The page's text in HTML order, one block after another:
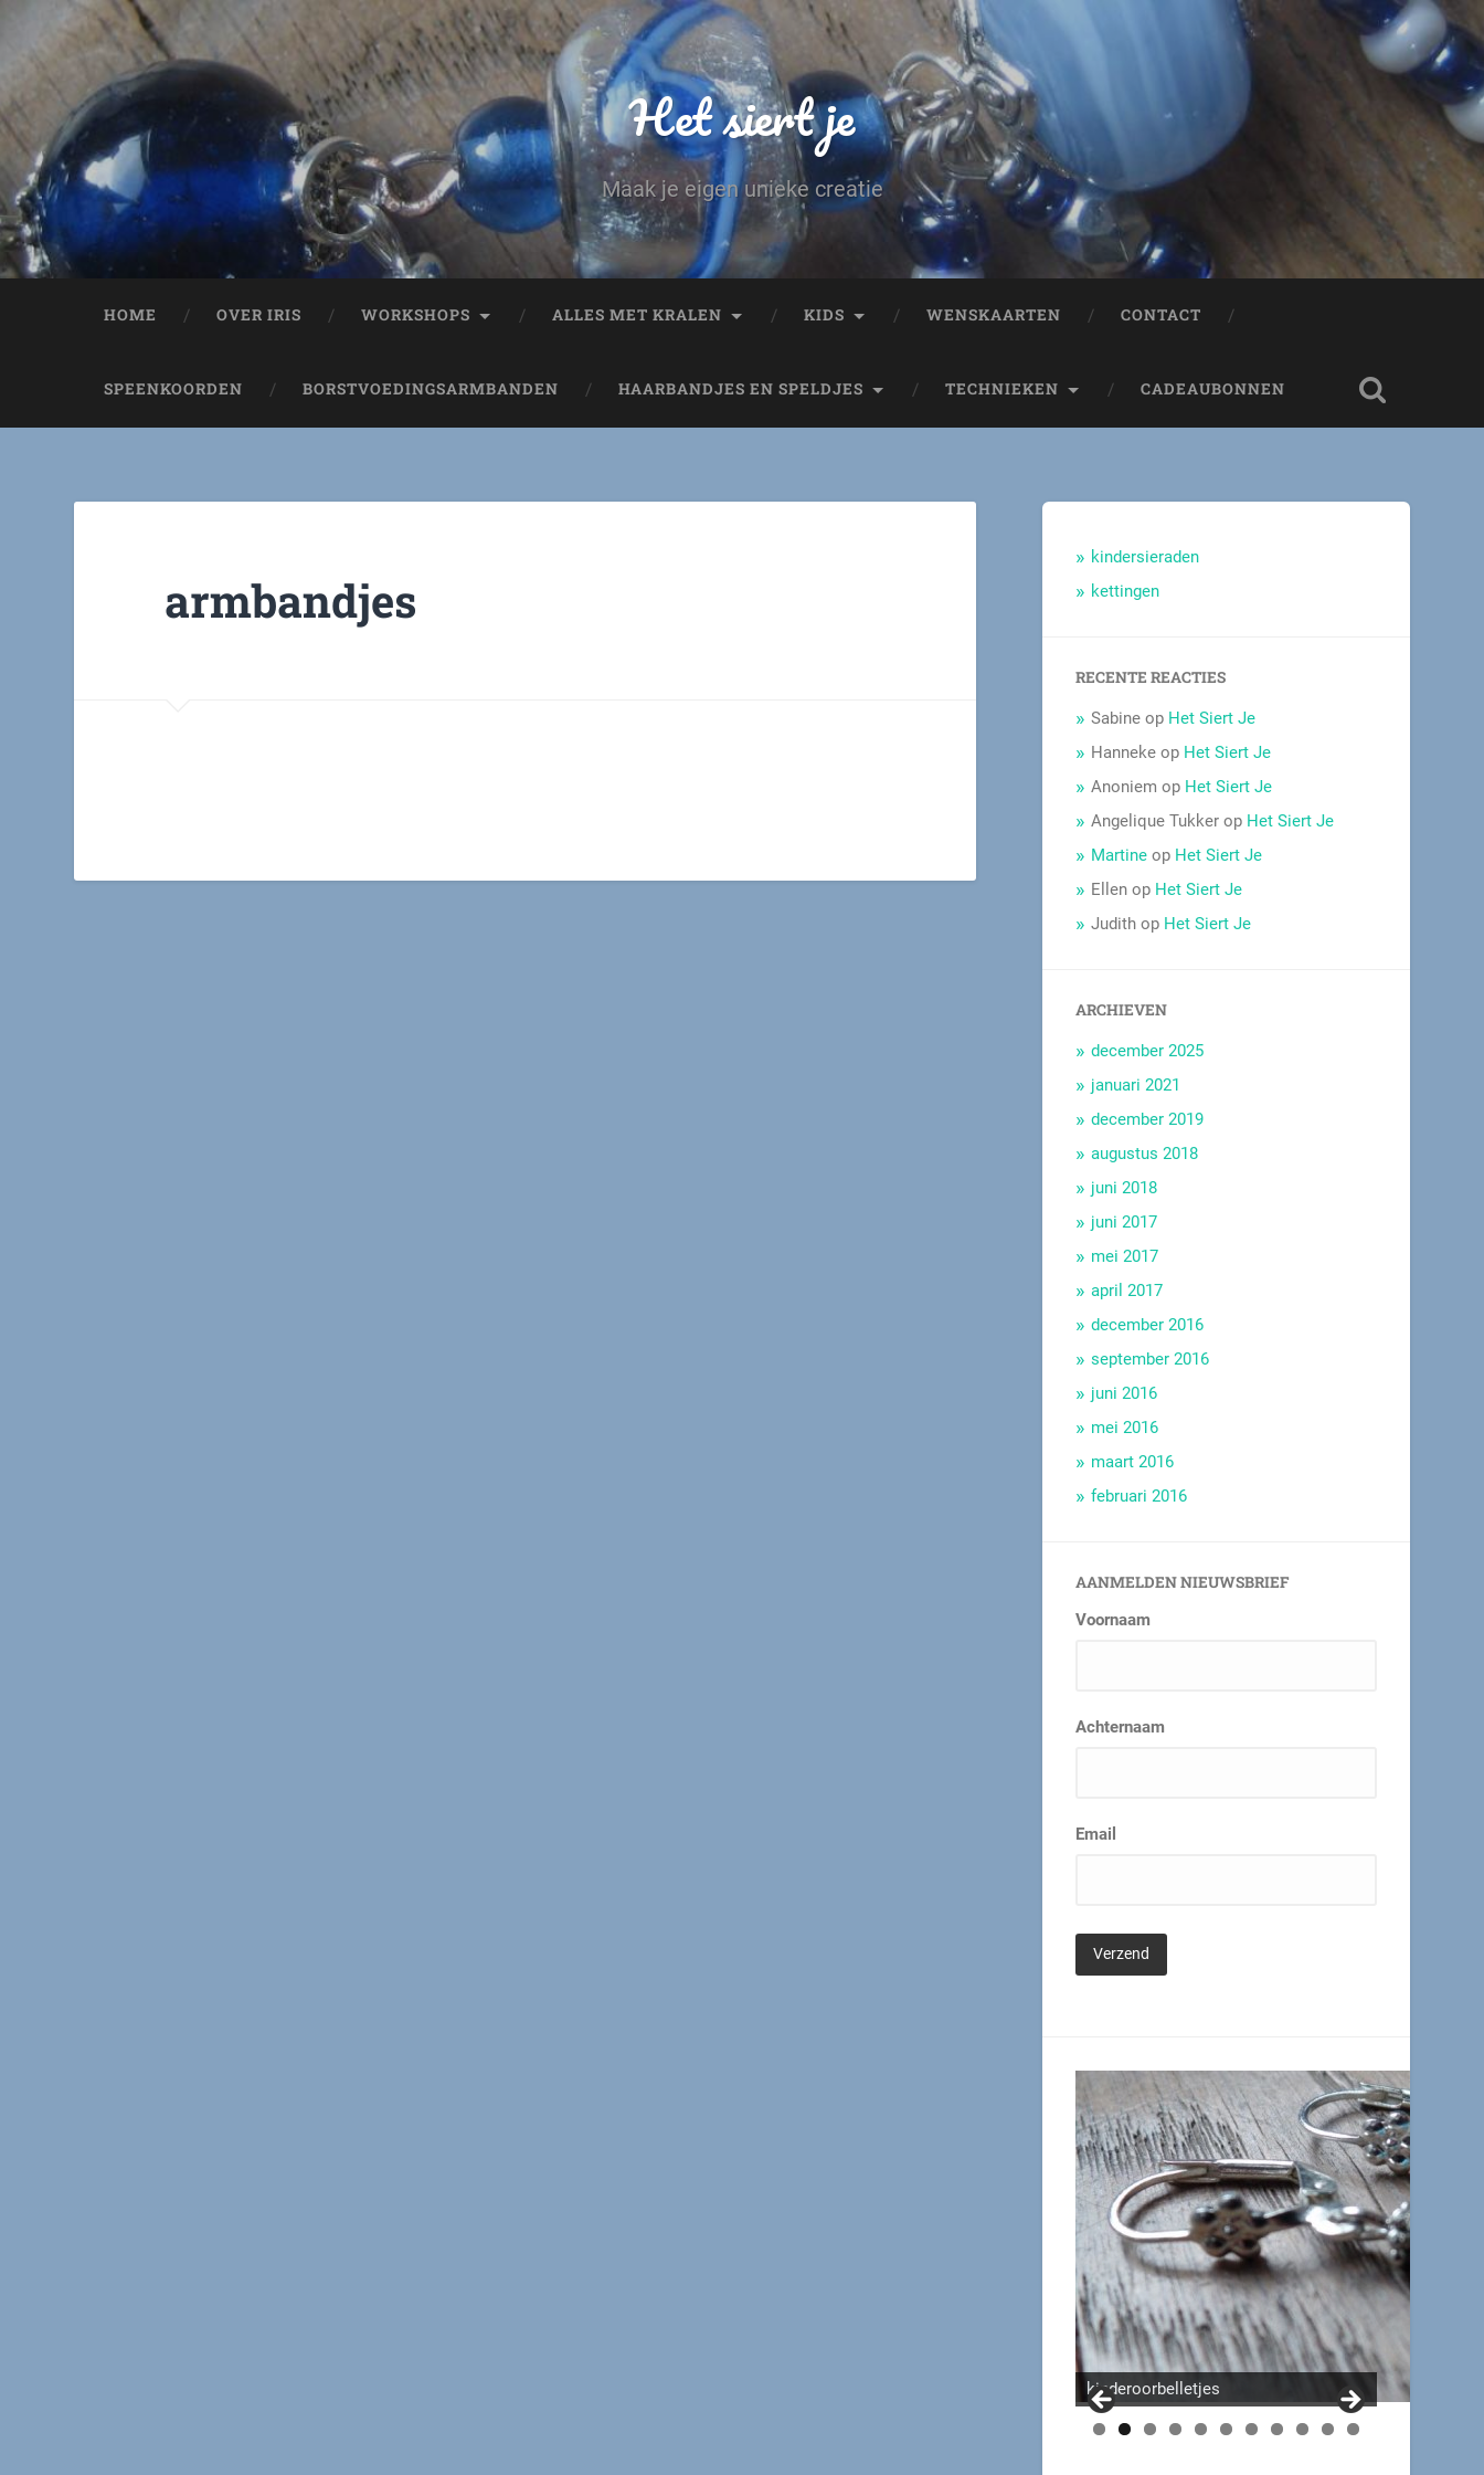
Het siert je
Maak je eigen unieke creatie
HOME OVER IRIS WORKSHOPS ALLES MET KRALEN KIDS WENSKAARTEN CONTACT
SPEENKOORDEN BORSTVOEDINGSARMBANDEN HAARBANDJES EN SPELDJES TECHNIEKEN CADEAUBONNEN
armbandjes
kindersieraden
kettingen
RECENTE REACTIES
Sabine op Het Siert Je
Hanneke op Het Siert Je
Anoniem op Het Siert Je
Angelique Tukker op Het Siert Je
Martine op Het Siert Je
Ellen op Het Siert Je
Judith op Het Siert Je
ARCHIEVEN
december 2025
januari 2021
december 2019
augustus 2018
juni 2018
juni 2017
mei 2017
april 2017
december 2016
september 2016
juni 2016
mei 2016
maart 2016
februari 2016
AANMELDEN NIEUWSBRIEF
Voornaam
Achternaam
Email
kinderoorbelletjes